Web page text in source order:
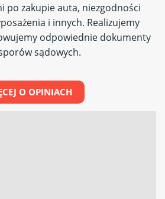
po zakupie auta, niezgodności
i innych. Realizujemy
odpowiednie dokumenty
sądowych.
O OPINIACH